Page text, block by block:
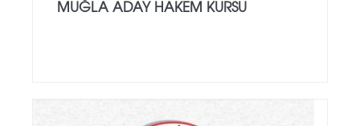
MUĞLA ADAY HAKEM KURSU